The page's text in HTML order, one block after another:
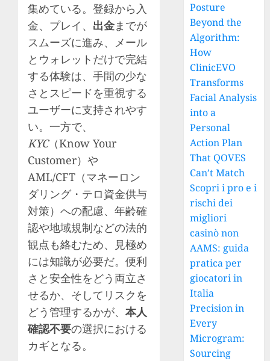
集めている。登録から入
金、プレイ、 出金までが
スムーズに進み、メール
とウォレットだけで完結
する体験は、手間の少な
さとスピードを重視する
ユーザーに支持されやす
い。一方で、
KYC（Know Your
Customer）や
AML/CFT（マネーロン
ダリング・テロ資金供与
対策）への配慮、年齢確
認や地域規制などの法的
観点も絡むため、見極め
には知識が必要だ。便利
さと安全性をどう両立さ
せるか、そしてリスクを
どう管理するかが、 本人
確認不要の選択における
カギとなる。
Posture
Beyond the
Algorithm:
How
ClinicEVO
Transforms
Facial Analysis
into a
Personal
Action Plan
That QOVES
Can’t Match
Scopri i pro e i
rischi dei
migliori
casinò non
AAMS: guida
pratica per
giocatori in
Italia
Precision in
Every
Microgram:
Sourcing